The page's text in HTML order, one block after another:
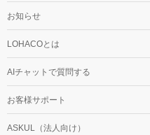
お知らせ
LOHACOとは
AIチャットで質問する
お客様サポート
ASKUL（法人向け）